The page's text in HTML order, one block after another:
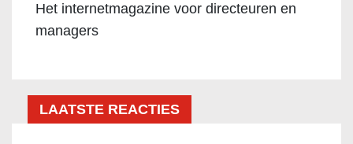
Het internetmagazine voor directeuren en
managers
LAATSTE REACTIES